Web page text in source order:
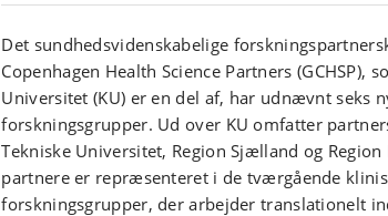
Det sundhedsvidenskabelige
Copenhagen Health Science Partners (GCHSP),
Universitet (KU) er en del af, har udnævnt seks
forskningsgrupper. Ud over KU omfatter
Tekniske Universitet, Region Sjælland og
partnere er repræsenteret i de tværgående
forskningsgrupper, der arbejder translationelt